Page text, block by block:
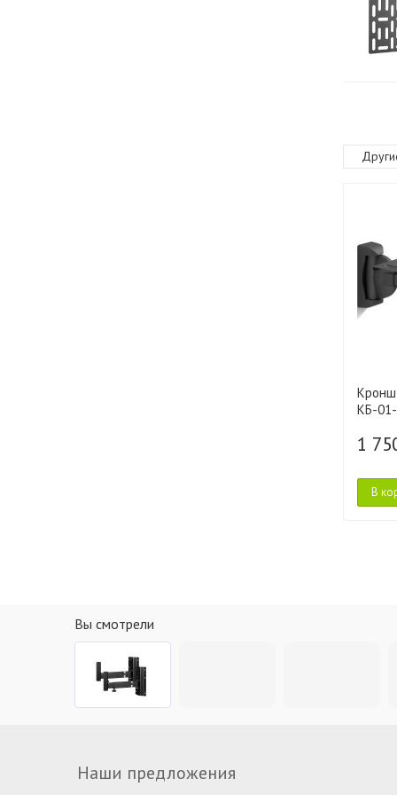
КБ-
1
В
Вы смотрели
Наши предложения